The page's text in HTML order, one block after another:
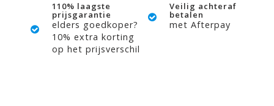
110% laagste
prijsgarantie
elders goedkoper?
10% extra korting
op het prijsverschil
Veilig achteraf
betalen
met Afterpay